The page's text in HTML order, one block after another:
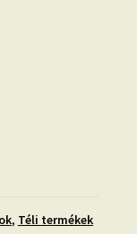
, Téli termékek